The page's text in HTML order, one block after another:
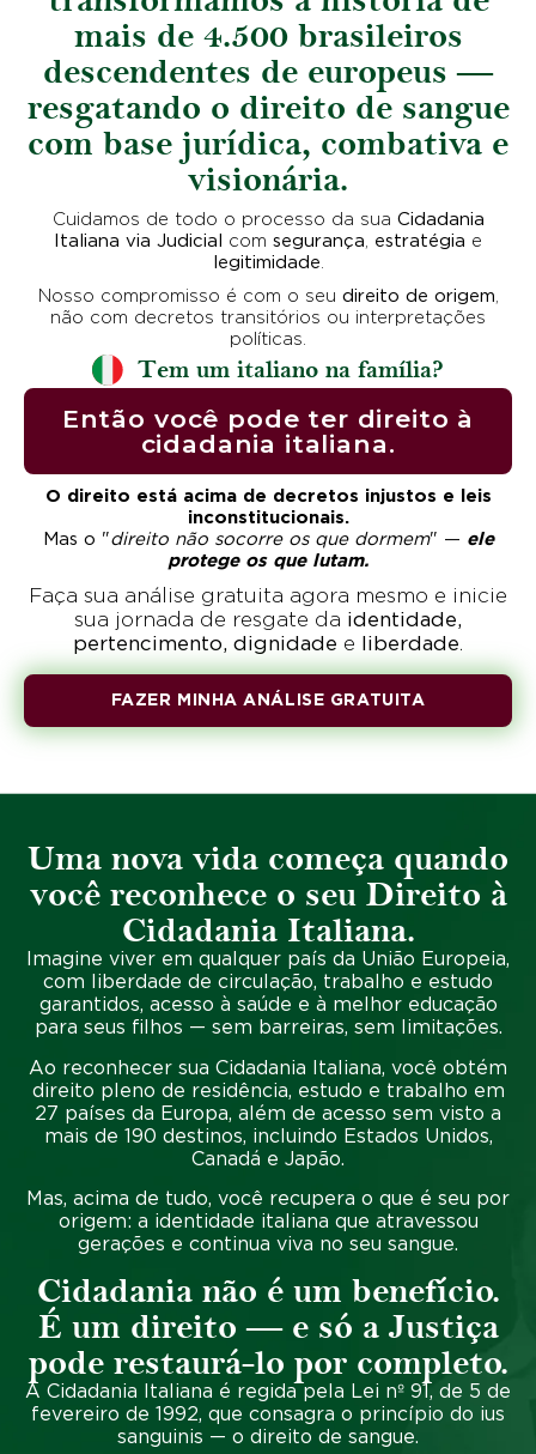
mais de 4.500 brasileiros
descendentes de europeus —
resgatando o direito de sangue
com base jurídica, combativa e
visionária.
Cuidamos de todo o processo da sua Cidadania
Italiana via Judicial
com segurança, estratégia e
legitimidade.
Nosso compromisso é com o seu direito de origem,
não com decretos transitórios ou interpretações
políticas.
Tem um italiano na família?
Então você pode ter direito à
cidadania italiana.
O direito está acima de decretos injustos e leis
inconstitucionais.
Mas o "direito não socorre os que dormem" — ele
protege os que lutam.
Faça sua análise gratuita agora mesmo e inicie
sua jornada de resgate da identidade,
pertencimento, dignidade e liberdade.
FAZER MINHA ANÁLISE GRATUITA
Uma nova vida começa quando
você reconhece o seu Direito à
Cidadania Italiana.
Imagine viver em qualquer país da União Europeia,
com
liberdade de circulação, trabalho e estudo
garantidos, acesso à saúde e à melhor educação
para seus filhos — sem barreiras, sem limitações.
Ao reconhecer sua Cidadania Italiana, você obtém
direito pleno de residência, estudo e trabalho em
27 países da Europa, além de acesso sem visto a
mais de 190 destinos, incluindo Estados Unidos,
Canadá e Japão.
Mas, acima de tudo, você recupera o que é seu por
origem: a identidade italiana que atravessou
gerações e continua viva no seu sangue.
Cidadania não é um benefício.
É um direito — e só a Justiça
pode restaurá-lo por completo.
A Cidadania Italiana é regida pela Lei nº 91, de 5 de
fevereiro de 1992, que consagra o princípio do ius
sanguinis — o direito de sangue.